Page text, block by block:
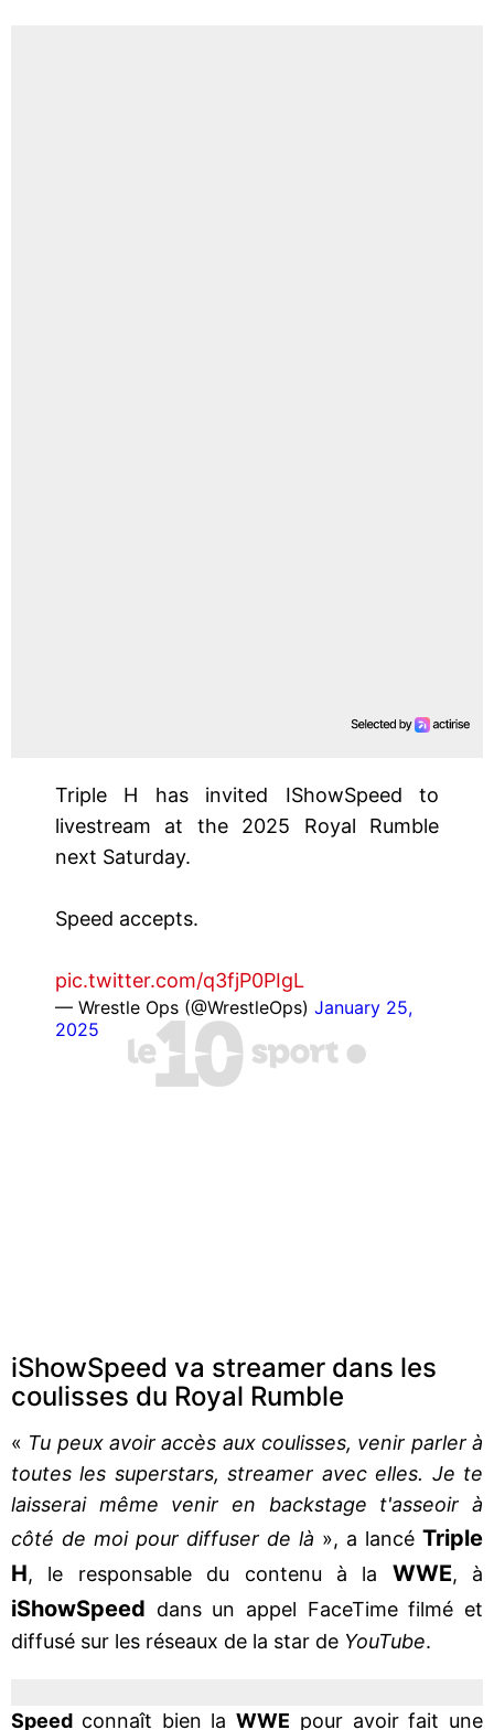
Triple H has invited IShowSpeed to
livestream at the 2025 Royal Rumble
next Saturday.
Speed accepts.
pic.twitter.com/q3fjP0PIgL
— Wrestle Ops (@WrestleOps) January 25,
2025
iShowSpeed va streamer dans les
coulisses du Royal Rumble
« Tu peux avoir accès aux coulisses, venir parler à
toutes les superstars, streamer avec elles. Je te
laisserai même venir en backstage t'asseoir à
côté de moi pour diffuser de là », a lancé Triple
H, le responsable du contenu à la WWE, à
iShowSpeed dans un appel FaceTime filmé et
diffusé sur les réseaux de la star de YouTube.
Speed connaît bien la WWE pour avoir fait une